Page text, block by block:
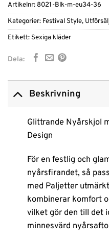
Artikelnr: 8021-Blk-m-eu34-36
Kategorier: Festival Style,
Etikett: Sexiga kläder
Dela:
Beskrivning
Glittrande Nyårskjol
Design
För en festlig och
nyårsfirandet, så
med Paljetter
kombinerar komfort
vilket gör den till det
minnesvärd